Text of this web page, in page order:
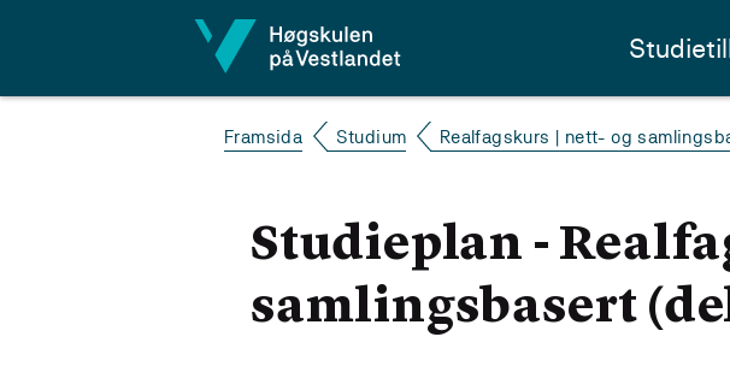
Framsida Studium Realfagskurs | nett- og
Studieplan -
samlingsbasert